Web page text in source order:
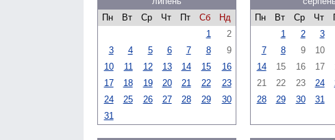
Пн
Вт Ср Чт Пт Сб
Нд
1
2
3
4 5 6 7 8
9
10
11 12 13 14 15
16
17
18 19 20 21 22
23
24
25 26 27 28 29
30
31
Пн
Вт Ср Чт
1
2 3
7
8 9 10
14
15 16 17
21
22 23 24
28
29 30 31